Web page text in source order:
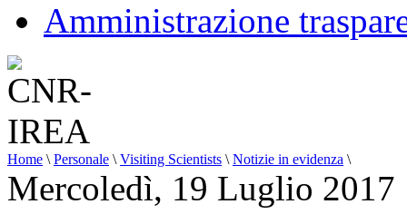
Amministrazione
Home \ Personale \ Visiting Scientists \ Notizie in evidenza \
Mercoledì, 19 Luglio 2017